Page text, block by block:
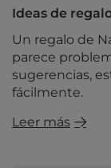
Ideas de
Un regalo de
parece
sugerencias,
fácilmente.
Leer más